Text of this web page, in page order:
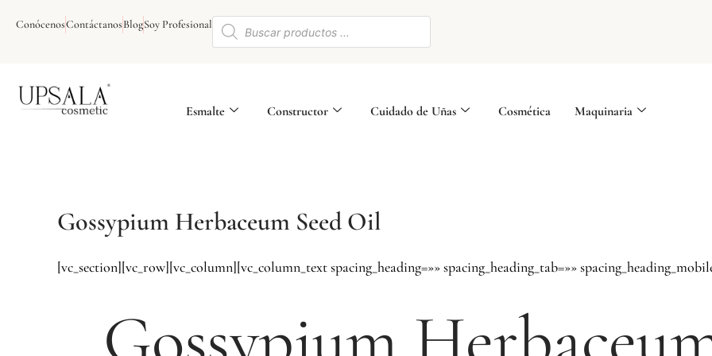
ConócenosContáctanosBlogSoy Profesional Búsqueda
Esmalte Constructor Cuidado de Uñas Cosmética Maquinaria
Gossypium Herbaceum Seed Oil
[vc_section][vc_row][vc_column][vc_column_text spacing_heading=»» spacing_heading_tab=»»